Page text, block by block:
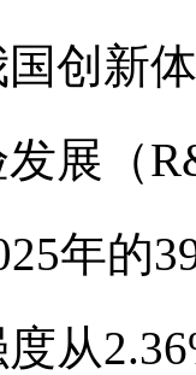
新体
展（
年的
从